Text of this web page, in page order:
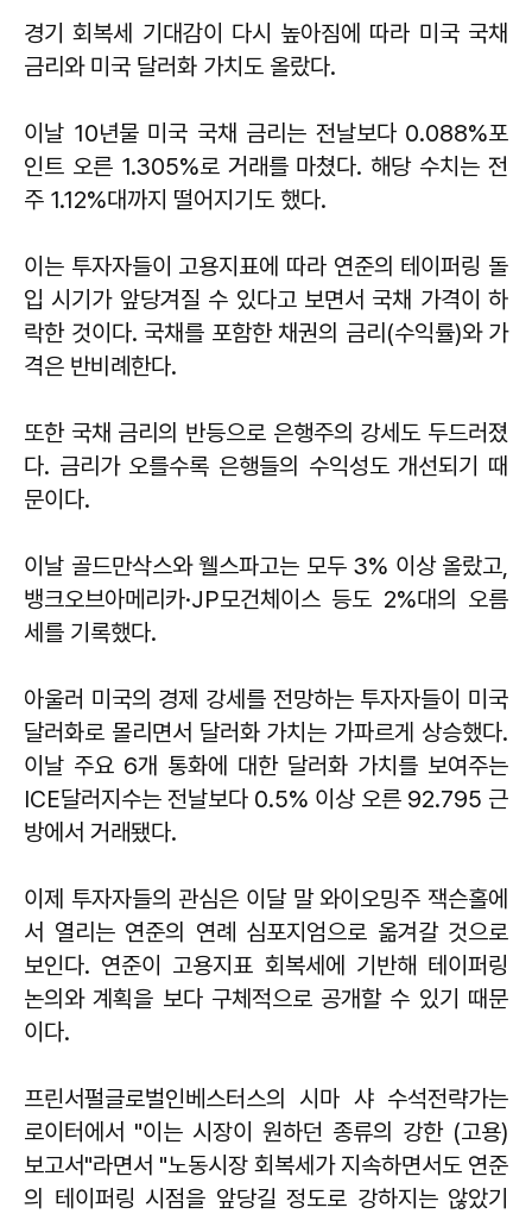
경기 회복세 기대감이 다시 높아짐에 따라 미국 국채
금리와 미국 달러화 가치도 올랐다.
이날 10년물 미국 국채 금리는 전날보다 0.088%포
인트 오른 1.305%로 거래를 마쳤다. 해당 수치는 전
주 1.12%대까지 떨어지기도 했다.
이는 투자자들이 고용지표에 따라 연준의 테이퍼링 돌
입 시기가 앞당겨질 수 있다고 보면서 국채 가격이 하
락한 것이다. 국채를 포함한 채권의 금리(수익률)와 가
격은 반비례한다.
또한 국채 금리의 반등으로 은행주의 강세도 두드러졌
다. 금리가 오를수록 은행들의 수익성도 개선되기 때
문이다.
이날 골드만삭스와 웰스파고는 모두 3% 이상 올랐고,
뱅크오브아메리카·JP모건체이스 등도 2%대의 오름
세를 기록했다.
아울러 미국의 경제 강세를 전망하는 투자자들이 미국
달러화로 몰리면서 달러화 가치는 가파르게 상승했다.
이날 주요 6개 통화에 대한 달러화 가치를 보여주는
ICE달러지수는 전날보다 0.5% 이상 오른 92.795 근
방에서 거래됐다.
이제 투자자들의 관심은 이달 말 와이오밍주 잭슨홀에
서 열리는 연준의 연례 심포지엄으로 옮겨갈 것으로
보인다. 연준이 고용지표 회복세에 기반해 테이퍼링
논의와 계획을 보다 구체적으로 공개할 수 있기 때문
이다.
프린서펄글로벌인베스터스의 시마 샤 수석전략가는
로이터에서 "이는 시장이 원하던 종류의 강한 (고용)
보고서"라면서 "노동시장 회복세가 지속하면서도 연준
의 테이퍼링 시점을 앞당길 정도로 강하지는 않았기